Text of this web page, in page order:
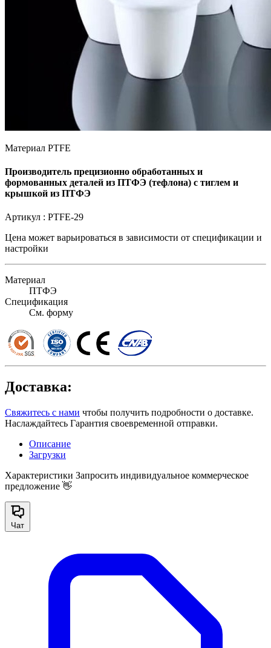
Материал PTFE
Производитель прецизионно обработанных и
формованных деталей из ПТФЭ (тефлона) с тиглем и
крышкой из ПТФЭ
Артикул : PTFE-29
Цена может варьироваться в зависимости от спецификации и
настройки
Материал
ПТФЭ
Спецификация
См. форму
Доставка:
Свяжитесь с нами чтобы получить подробности о доставке.
Наслаждайтесь Гарантия своевременной отправки.
Описание
Загрузки
Характеристики Запросить индивидуальное коммерческое
предложение 👋
Чат